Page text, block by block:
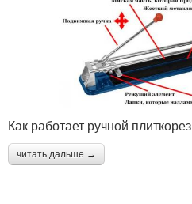
Как работает ручной плиткорез
читать дальше →